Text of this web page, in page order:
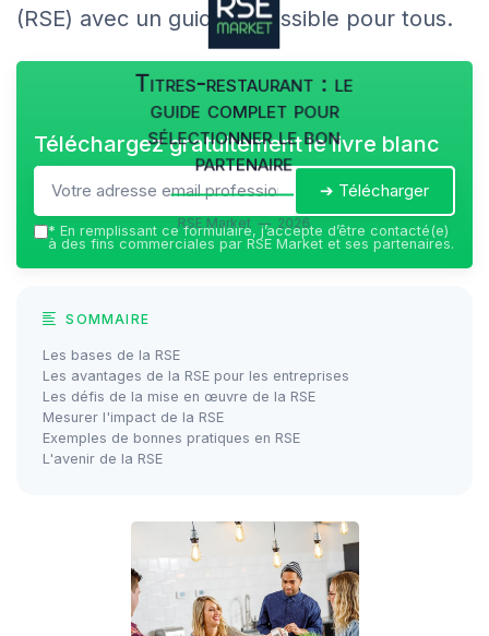
(RSE) avec un guide accessible pour tous.
Titres-restaurant : le
guide complet pour
sélectionner le bon
partenaire
RSE Market — 2026
Téléchargez gratuitement le livre blanc
➔ Télécharger
* En remplissant ce formulaire, j’accepte d’être contacté(e)
à des fins commerciales par RSE Market et ses partenaires.
SOMMAIRE
Les bases de la RSE
Les avantages de la RSE pour les entreprises
Les défis de la mise en œuvre de la RSE
Mesurer l'impact de la RSE
Exemples de bonnes pratiques en RSE
L'avenir de la RSE